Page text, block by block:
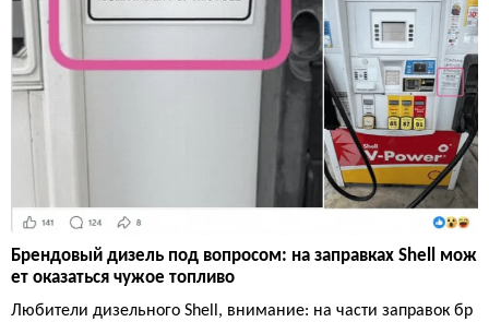
Брендовый дизель под вопросом: на заправках Shell мож
ет оказаться чужое топливо
Любители дизельного Shell, внимание: на части заправок бр